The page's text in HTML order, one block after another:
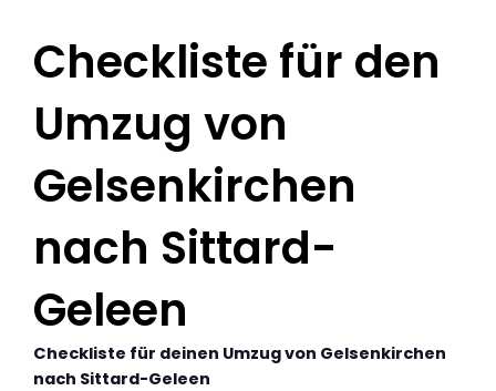
Checkliste für den
Umzug von
Gelsenkirchen
nach Sittard-
Geleen
Checkliste für deinen Umzug von Gelsenkirchen
nach Sittard-Geleen